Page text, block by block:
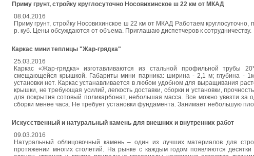
Приму грунт, стройку круглосуточно Носовихинское ш 22 км от МКАД
08.04.2016
Приму грунт, стройку Носовихинское ш 22 км от МКАД Работаем
р. куб. Цены обсуждаются от объема. Приглашаю диспетчеров к сотрудничеству.
Каркас мини теплицы "Жар-грядка"
25.03.2016
Каркас «Жар-грядка» изготавливаются из стальной профильной трубы
смещающейся крышкой. Габариты мини парника: ширина - 2,1 м; глубина -
установки нет. Каркас устанавливается в любом удобном для выращивания
крышки, не требующая усилий, легкость доставки, сборки и установки,
для покрытия сотовый поликарбонат, небольшая масса. Все можно увезти за
сборки менее часа. Не требует установки фундамента. Занимает небольшую
Искусственный и натуральный камень для внешних и внутренних работ
09.03.2016
Натуральный облицовочный камень – один из лучших материалов для
протяжении многих столетий. На рынке с каждым годом появляются